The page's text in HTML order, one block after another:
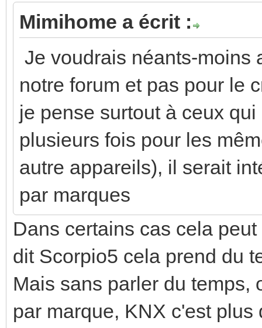
Mimihome a écrit :
Je voudrais néants-moins
notre forum et pas pour le
je pense surtout à ceux
plusieurs fois pour les
autre appareils), il serait
par marques
Dans certains cas cela
dit Scorpio5 cela prend du
Mais sans parler du temps,
par marque, KNX c'est